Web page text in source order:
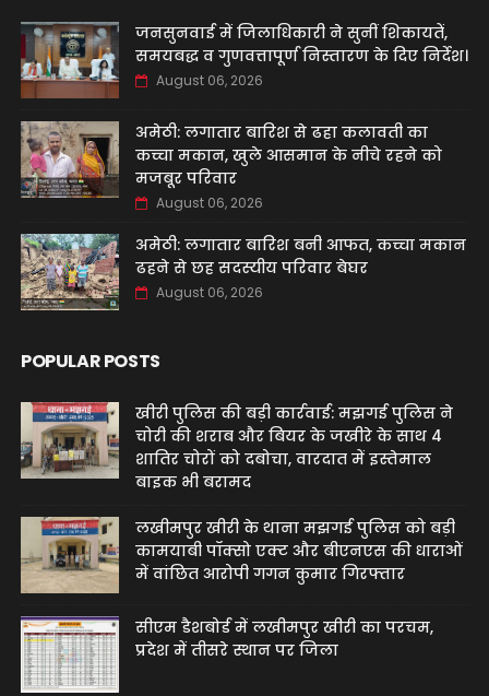
जनसुनवाई में जिलाधिकारी ने सुनीं शिकायतें,
समयबद्ध व गुणवत्तापूर्ण निस्तारण के दिए निर्देश।
August 06, 2026
अमेठी: लगातार बारिश से ढहा कलावती का
कच्चा मकान, खुले आसमान के नीचे रहने को
मजबूर परिवार
August 06, 2026
अमेठी: लगातार बारिश बनी आफत, कच्चा मकान
ढहने से छह सदस्यीय परिवार बेघर
August 06, 2026
POPULAR POSTS
खीरी पुलिस की बड़ी कार्रवाई: मझगई पुलिस ने
चोरी की शराब और बियर के जखीरे के साथ 4
शातिर चोरों को दबोचा, वारदात में इस्तेमाल
बाइक भी बरामद
लखीमपुर खीरी के थाना मझगई पुलिस को बड़ी
कामयाबी पॉक्सो एक्ट और बीएनएस की धाराओं
में वांछित आरोपी गगन कुमार गिरफ्तार
सीएम डैशबोर्ड में लखीमपुर खीरी का परचम,
प्रदेश में तीसरे स्थान पर जिला